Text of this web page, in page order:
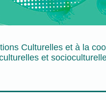
Culturelles et à la
et